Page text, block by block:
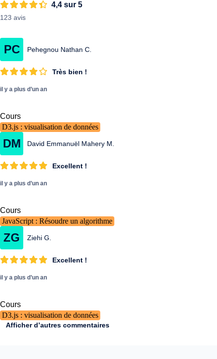
4,4 sur 5
123 avis
PC Pehegnou Nathan C.
Très bien !
il y a plus d’un an
Cours
D3.js : visualisation de données
DM David Emmanuël Mahery M.
Excellent !
il y a plus d’un an
Cours
JavaScript : Résoudre un algorithme
ZG Ziehi G.
Excellent !
il y a plus d’un an
Cours
D3.js : visualisation de données
Afficher d’autres commentaires